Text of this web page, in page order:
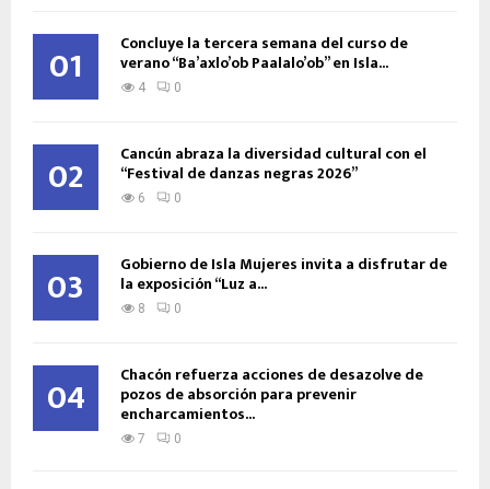
01 Concluye la tercera semana del curso de
verano “Ba’axlo’ob Paalalo’ob” en Isla...
4 0
02 Cancún abraza la diversidad cultural con el
“Festival de danzas negras 2026”
6 0
03 Gobierno de Isla Mujeres invita a disfrutar de
la exposición “Luz a...
8 0
04 Chacón refuerza acciones de desazolve de
pozos de absorción para prevenir
encharcamientos...
7 0